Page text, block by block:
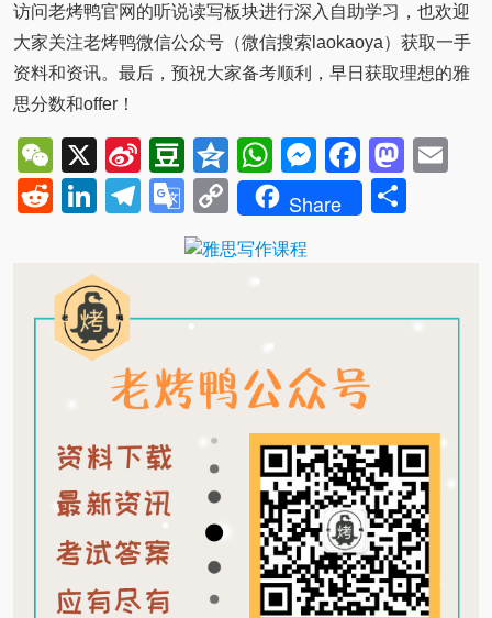
访问老烤鸭官网的听说读写板块进行深入自助学习，也欢迎
大家关注老烤鸭微信公众号（微信搜索laokaoya）获取一手
资料和资讯。最后，预祝大家备考顺利，早日获取理想的雅
思分数和offer！
WeChat
X
Sina
Weibo
Douban
QzoneWhatsApp
Messenger
RedditLinkedIn
Telegram
Google
Translate
Copy
Link
Share